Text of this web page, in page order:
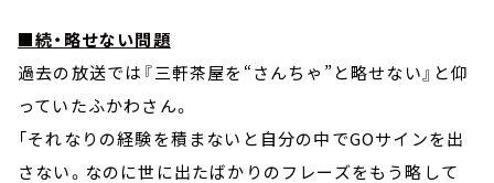
■続・略せない問題
過去の放送では『三軒茶屋を“さんちゃ”と略せない』と仰
っていたふかわさん。
「それなりの経験を積まないと自分の中でGOサインを出
さない。なのに世に出たばかりのフレーズをもう略して